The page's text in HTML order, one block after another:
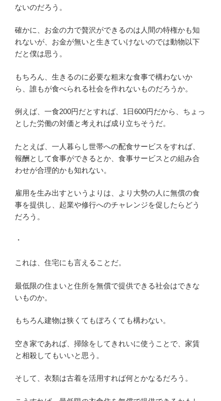
ないのだろう。
確かに、お金の力で贅沢ができるのは人間の特権かも知
れないが、お金が無いと生きていけないのでは動物以下
だと僕は思う。
もちろん、生きるのに必要な粗末な食事で構わないか
ら、誰もが食べられる社会を作れないものだろうか。
例えば、一食200円だとすれば、1日600円だから、ちょっ
とした労働の対価と考えれば成り立ちそうだ。
たとえば、一人暮らし世帯への配食サービスをすれば、
報酬として食事ができるとか、食事サービスとの組み合
わせが合理的かも知れない。
雇用を生み出すというよりは、より大勢の人に無償の食
事を提供し、起業や修行へのチャレンジを促したらどう
だろう。
・
これは、住宅にも言えることだ。
最低限の住まいと住所を無償で提供できる社会はできな
いものか。
もちろん建物は狭くてもぼろくても構わない。
空き家であれば、掃除をしてきれいに使うことで、家賃
と相殺してもいいと思う。
そして、衣類は古着を活用すれば何とかなるだろう。